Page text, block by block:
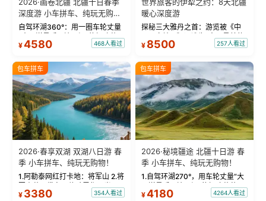
深度游 小车拼车、纯玩无购
物！
自驾环湖360°：用一圈车轮丈量
“大西洋最后一滴眼泪”的极致蔚
蓝。 赛湖旅拍：甄选多款风格服
绝美瞬间。 赛湖坦克300跟车视
频：专业摄影师...
¥4580 468人看过
暖心深度游
探秘三大雅丹之首：游览被《中
国国家地理》评选为“中国最美的
三大雅丹”第一名的克拉玛依魔鬼
瓦人最大村落——禾木村，欣赏
晨雾与小木...
¥ 8500 257人看过
包车拼车
2026·春享双湖 双湖八日游 春
季 小车拼车、纯玩无购物！
1.阿勒泰网红打卡地：将军山 2.将
军山落日缆车，体验雪都风光 3.
将军山，夕阳派对，蹦迪party 4.
¥ 3380 354人看过
包车拼车
2026·秘境疆途 北疆十日游 春
季 小车拼车、纯玩无购物！
1.自驾环湖270°，用车轮丈量“大
西洋最后一滴眼泪”的极致蔚蓝，
让雪山、花海与深邃湖水在转弯
¥4180 4264人看过